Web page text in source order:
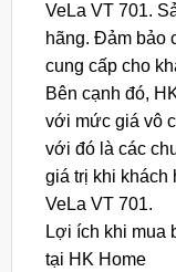
VeLa VT 701.
hãng. Đảm bảo
cung cấp cho
Bên cạnh đó,
với mức giá vô
với đó là các
giá trị khi khách
VeLa VT 701.
Lợi ích khi mua
tại HK Home